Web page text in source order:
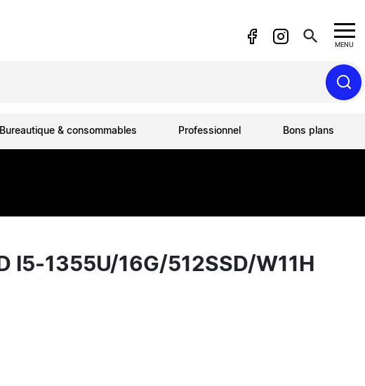
search MENU
Bureautique & consommables Professionnel Bons plans
I5-1355U/16G/512SSD/W11H